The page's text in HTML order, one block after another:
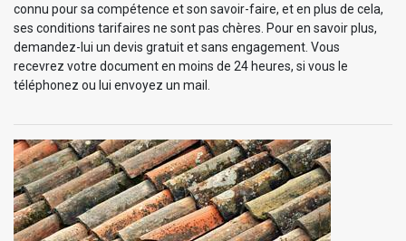
connu pour sa compétence et son savoir-faire, et en plus de cela,
ses conditions tarifaires ne sont pas chères. Pour en savoir plus,
demandez-lui un devis gratuit et sans engagement. Vous
recevrez votre document en moins de 24 heures, si vous le
téléphonez ou lui envoyez un mail.